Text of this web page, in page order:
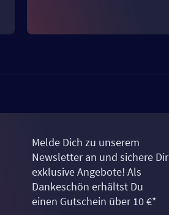
Melde Dich zu unserem
Newsletter an und sichere Dir
exklusive Angebote! Als
Dankeschön erhältst Du
einen Gutschein über 10 €*